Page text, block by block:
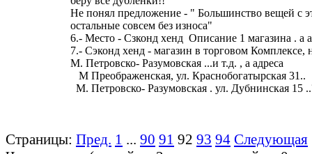
Не понял предложение - " Большинство вещей с
остальные совсем без износа"
6.- Место - Сзконд хенд Описание 1 магазина . а
7.- Сэконд хенд - магазин в торговом Комплексе,
М. Петровско- Разумовская ...и т.д. , а адреса
М Преображенская, ул. Краснобогатырская 31..
М. Петровско- Разумовская . ул. Дубнинская 15
Страницы: Пред. 1 ... 90 91 92 93 94 Следующая